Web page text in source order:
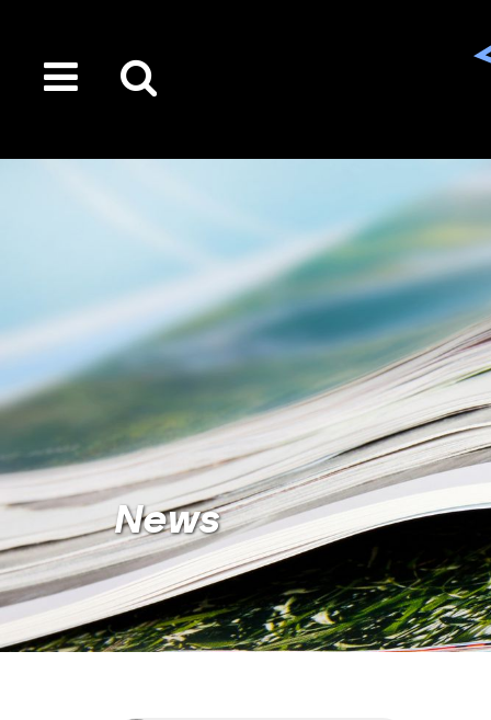
toggle
der
News